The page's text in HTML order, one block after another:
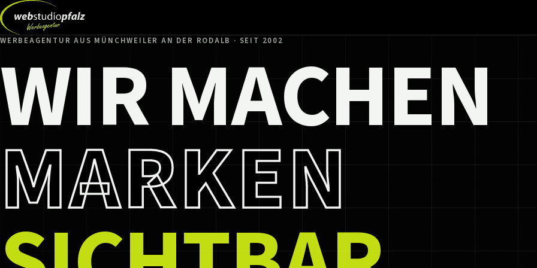
WERBEAGENTUR AUS MÜNCHWEILER AN DER RODALB · SEIT 2002
WIR MACHEN
MARKEN